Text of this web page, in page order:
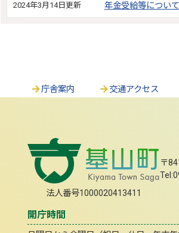
2024年3月14日更新 年金受給等につい
庁舎案内 交通アクセス
法人番号1000020413411
〒
開庁時間